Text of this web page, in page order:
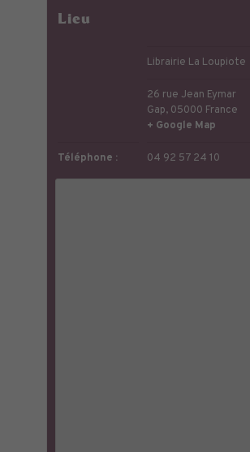
Lieu
Librairie La Loupiote
26 rue Jean Eymar
Gap, 05000 France
+ Google Map
Téléphone : 04 92 57 24 10